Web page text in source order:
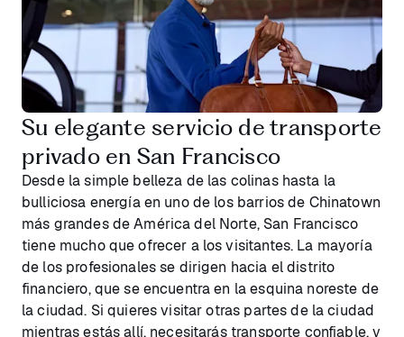
Su elegante servicio de transporte
privado en San Francisco
Desde la simple belleza de las colinas hasta la
bulliciosa energía en uno de los barrios de Chinatown
más grandes de América del Norte, San Francisco
tiene mucho que ofrecer a los visitantes. La mayoría
de los profesionales se dirigen hacia el distrito
financiero, que se encuentra en la esquina noreste de
la ciudad. Si quieres visitar otras partes de la ciudad
mientras estás allí, necesitarás transporte confiable, y